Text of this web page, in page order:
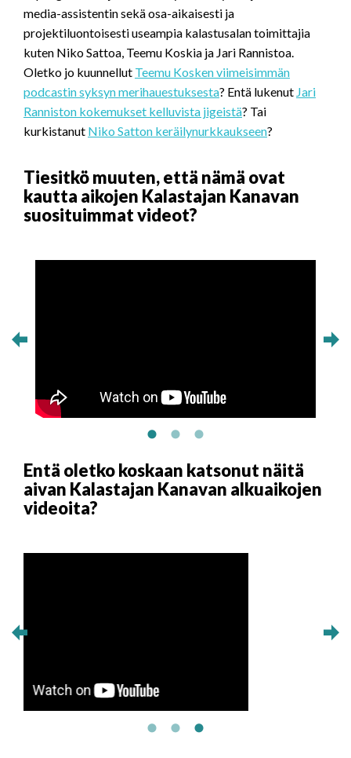
media-assistentin sekä osa-aikaisesti ja
projektiluontoisesti useampia kalastusalan toimittajia
kuten Niko Sattoa, Teemu Koskia ja Jari Rannistoa.
Oletko jo kuunnellut Teemu Kosken viimeisimmän
podcastinsyksyn merihauestuksesta? Entä lukenut Jari
Ranniston kokemukset kelluvista jigeistä? Tai
kurkistanut Niko Satton keräilynurkkaukseen?
Tiesitkö muuten, että nämä ovat
kautta aikojen Kalastajan Kanavan
suosituimmat videot?
Entä oletko koskaan katsonut näitä
aivan Kalastajan Kanavan alkuaikojen
videoita?